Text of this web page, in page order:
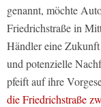
genannt, möchte
Friedrichstraße in
Händler eine
und potenzielle
pfeift auf ihre
die Friedrichstraße